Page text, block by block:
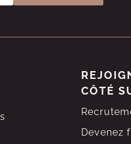
CÔTÉ
Devenez